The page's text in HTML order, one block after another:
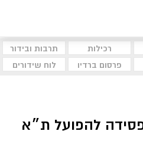
רכילות
תרבות ובידור
פרסום ברדיו לוח שידורים
להפועל ת״א